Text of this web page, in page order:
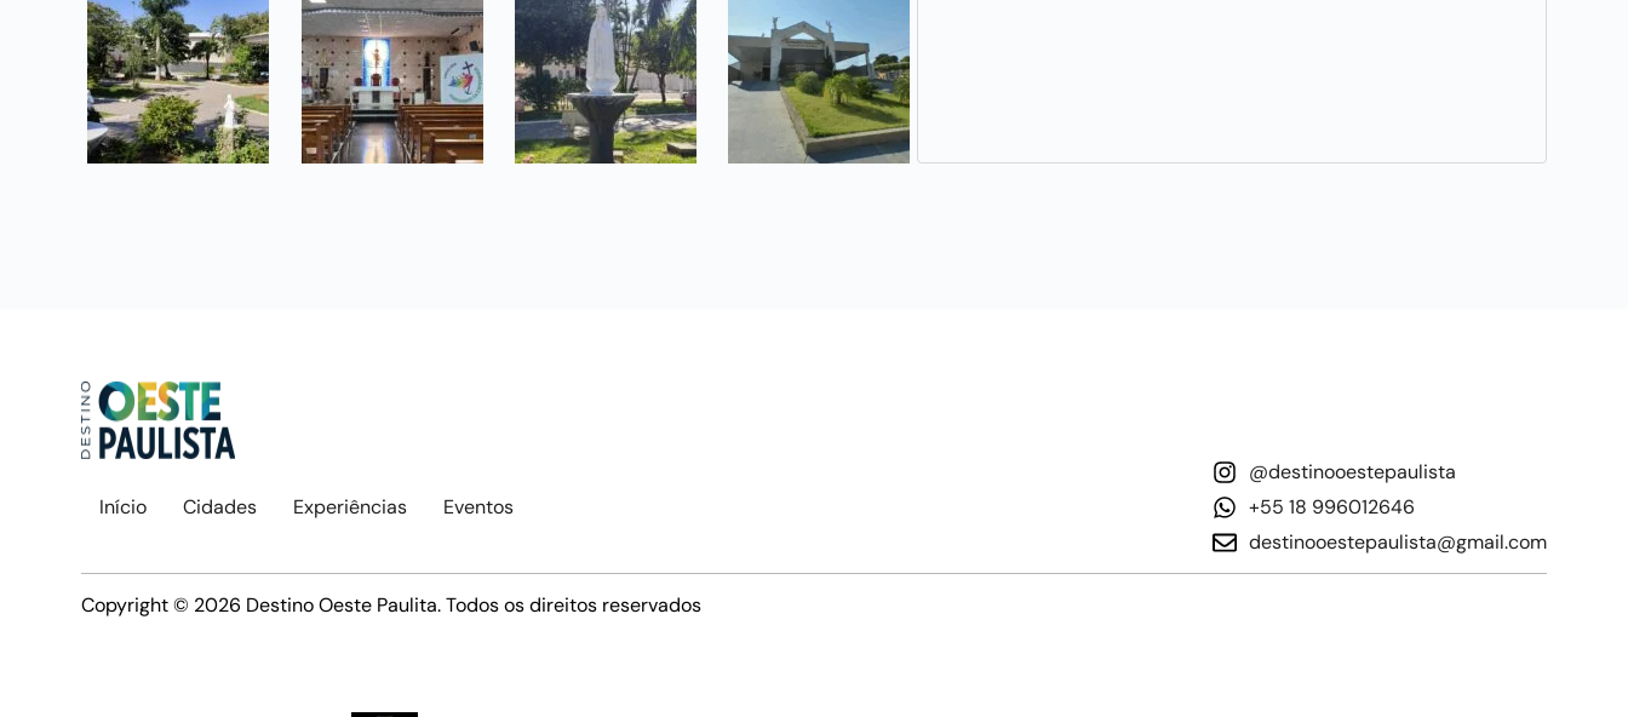
Início Cidades Experiências Eventos
@destinooestepaulista
+55 18 996012646
destinooestepaulista@gmail.com
Copyright © 2026 Destino Oeste Paulita. Todos os direitos reservados